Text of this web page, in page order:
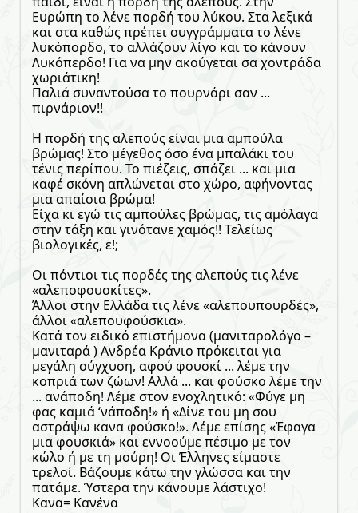
Ευρώπη το λένε πορδή του λύκου. Στα λεξικά
και στα καθώς πρέπει συγγράμματα το λένε
λυκόπορδο, το αλλάζουν λίγο και το κάνουν
Λυκόπερδο! Για να μην ακούγεται σα χοντράδα
χωριάτικη!
Παλιά συναντούσα το πουρνάρι σαν ...
πιρνάριον!!
Η πορδή της αλεπούς είναι μια αμπούλα
βρώμας! Στο μέγεθος όσο ένα μπαλάκι του
τένις περίπου. Το πιέζεις, σπάζει ... και μια
καφέ σκόνη απλώνεται στο χώρο, αφήνοντας
μια απαίσια βρώμα!
Είχα κι εγώ τις αμπούλες βρώμας, τις αμόλαγα
στην τάξη και γινότανε χαμός!! Τελείως
βιολογικές, ε!;
Οι πόντιοι τις πορδές της αλεπούς τις λένε
«αλεποφουσκίτες».
Άλλοι στην Ελλάδα τις λένε «αλεπουπουρδές»,
άλλοι «αλεπουφούσκια».
Κατά τον ειδικό επιστήμονα (μανιταρολόγο –
μανιταρά ) Ανδρέα Κράνιο πρόκειται για
μεγάλη σύγχυση, αφού φουσκί ... λέμε την
κοπριά των ζώων! Αλλά ... και φούσκο λέμε την
... ανάποδη! Λέμε στον ενοχλητικό: «Φύγε μη
φας καμιά ‘νάποδη!» ή «Δίνε του μη σου
αστράψω κανα φούσκο!». Λέμε επίσης «Έφαγα
μια φουσκιά» και εννοούμε πέσιμο με τον
κώλο ή με τη μούρη! Οι Έλληνες είμαστε
τρελοί. Βάζουμε κάτω την γλώσσα και την
πατάμε. Ύστερα την κάνουμε λάστιχο!
Κανα= Κανένα